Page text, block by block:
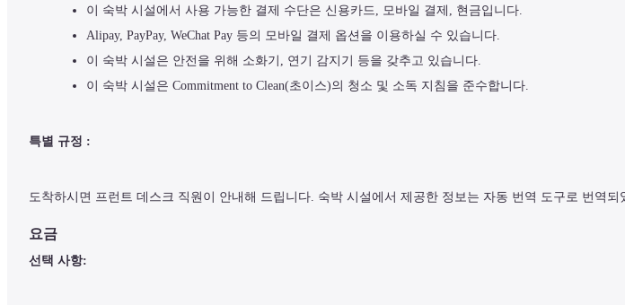
이 숙박 시설에서 사용 가능한 결제 수단은 신용카드, 모바일 결제, 현금입니다.
Alipay, PayPay, WeChat Pay 등의 모바일 결제 옵션을 이용하실 수 있습니다.
이 숙박 시설은 안전을 위해 소화기, 연기 감지기 등을 갖추고 있습니다.
이 숙박 시설은 Commitment to Clean(초이스)의 청소 및 소독 지침을 준수합니다.
특별 규정 :
도착하시면 프런트 데스크 직원이 안내해 드립니다. 숙박 시설에서 제공한 정보는 자동 번역 도구로 번역되
요금
선택 사항: